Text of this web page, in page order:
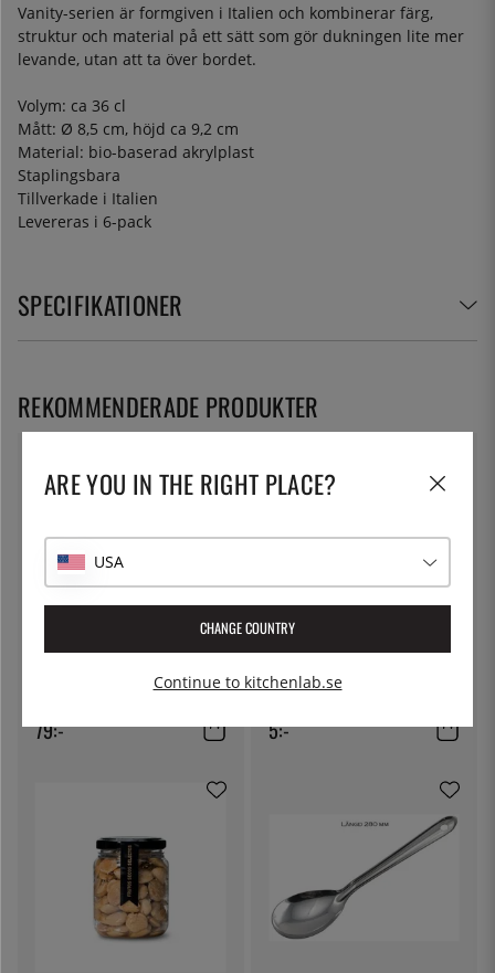
Vanity-serien är formgiven i Italien och kombinerar färg,
struktur och material på ett sätt som gör dukningen lite mer
levande, utan att ta över bordet.
Volym: ca 36 cl
Mått: Ø 8,5 cm, höjd ca 9,2 cm
Material: bio-baserad akrylplast
Staplingsbara
Tillverkade i Italien
Levereras i 6-pack
SPECIFIKATIONER
KITCHEN CRAFT
Ostduk, filterduk - Kitchen Craft
79:-
THE KITCHEN LAB
Lock till delibägare
5:-
REKOMMENDERADE PRODUKTER
ARE YOU IN THE RIGHT PLACE?
USA
CHANGE COUNTRY
Continue to kitchenlab.se